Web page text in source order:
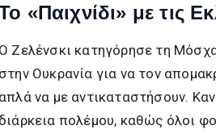
«Παιχνίδι» με τις
Ο Ζελένσκι κατηγόρησε τη
στην Ουκρανία για να τον
απλά να με αντικαταστήσουν.
διάρκεια πολέμου, καθώς όλοι